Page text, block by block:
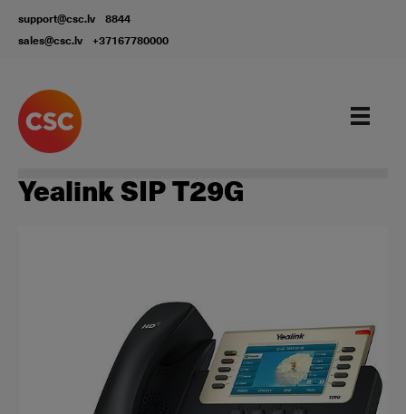
support@csc.lv
8844
sales@csc.lv
+37167780000
Aprīkojums
Yealink SIP T29G